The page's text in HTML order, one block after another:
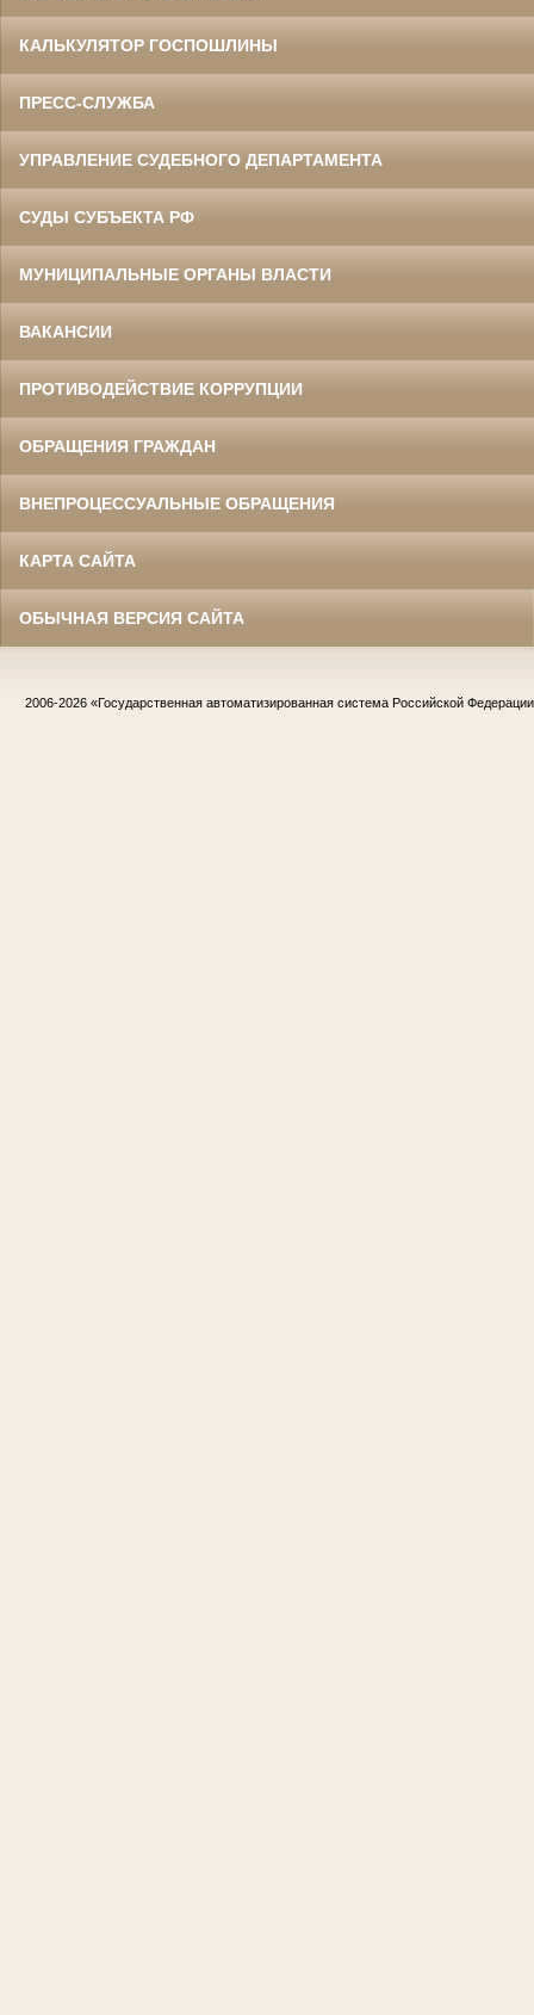
КАЛЬКУЛЯТОР ГОСПОШЛИНЫ
ПРЕСС-СЛУЖБА
УПРАВЛЕНИЕ СУДЕБНОГО ДЕПАРТАМЕНТА
СУДЫ СУБЪЕКТА РФ
МУНИЦИПАЛЬНЫЕ ОРГАНЫ ВЛАСТИ
ВАКАНСИИ
ПРОТИВОДЕЙСТВИЕ КОРРУПЦИИ
ОБРАЩЕНИЯ ГРАЖДАН
ВНЕПРОЦЕССУАЛЬНЫЕ ОБРАЩЕНИЯ
КАРТА САЙТА
ОБЫЧНАЯ ВЕРСИЯ САЙТА
2006-2026 «Государственная автоматизированная система Российской